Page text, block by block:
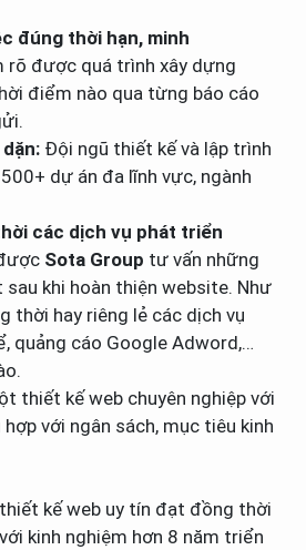
đúng thời hạn, minh
rõ được quá trình xây dựng
điểm nào qua từng báo cáo
Đội ngũ thiết kế và lập trình
dự án đa lĩnh vực, ngành
các dịch vụ phát triển
Sota Group tư vấn những
khi hoàn thiện website. Như
thời hay riêng lẻ các dịch vụ
quảng cáo Google Adword,…
thiết kế web chuyên nghiệp với
với ngân sách, mục tiêu kinh
kế web uy tín đạt đồng thời
kinh nghiệm hơn 8 năm triển